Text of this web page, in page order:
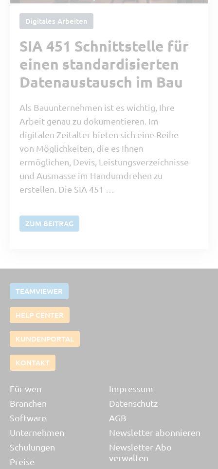
Digitales Arbeiten
SIA 451 Schnittstelle für
einen standardisierten
Datenaustausch im Bau
Als Bauunternehmen ist es wichtig, Ihre
Arbeit genau zu dokumentieren. Im
digitalen Zeitalter bieten sich eine Reihe
von Möglichkeiten, die es Ihnen
ermöglichen, Devis, Leistungsverzeichnisse
und Ausmasse im Handumdrehen zu
erstellen. Die SIA 451 …
ZUM BEITRAG
TEAMVIEWER
HELP CENTER
KUNDENPORTAL
KONTAKT
Für wen
Branchen
Software
Unternehmen
Schulungen
Preise
Impressum
Datenschutz
AGB
Newsletter abonnieren
Newsletter Abo
verwalten